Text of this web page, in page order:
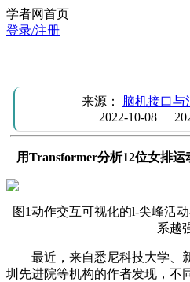
学者网首页
登录/注册
来源： 脑机接口与
2022-10-08
用Transformer分析12位女排
图1动作交互可视化的l-尖峰活
系越
最近，来自悉尼科技大学、
圳先进院等机构的作者发现，不